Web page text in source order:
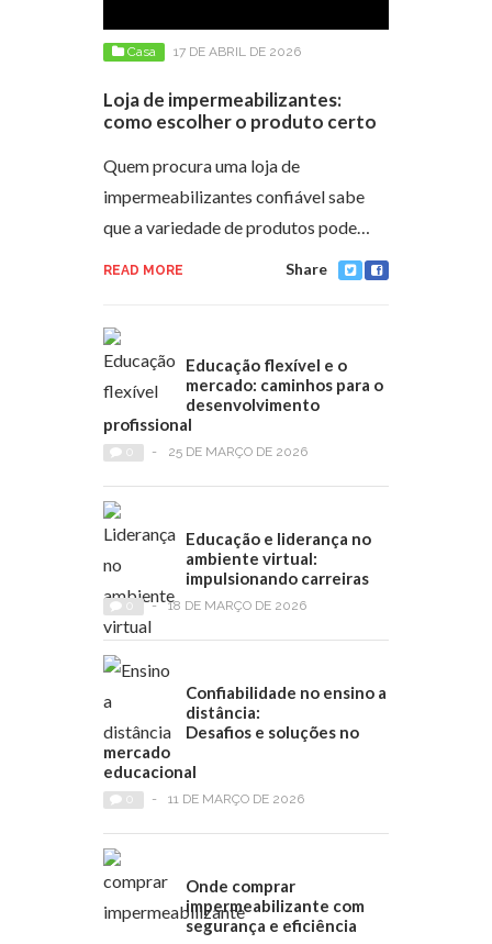
Casa 17 DE ABRIL DE 2026
Loja de impermeabilizantes:
como escolher o produto certo
Quem procura uma loja de
impermeabilizantes confiável sabe
que a variedade de produtos pode…
READ MORE Share
Educação flexível e o
mercado: caminhos para o
desenvolvimento
profissional
- 25 DE MARÇO DE 2026
Educação e liderança no
ambiente virtual:
impulsionando carreiras
- 18 DE MARÇO DE 2026
Confiabilidade no ensino a
distância:
Desafios e soluções no
mercado
educacional
- 11 DE MARÇO DE 2026
Onde comprar
impermeabilizante com
segurança e eficiência